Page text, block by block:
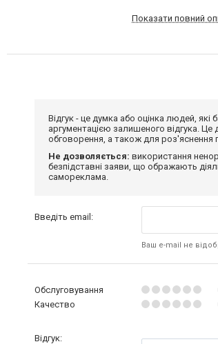
Показати повний
Відгук - це думка або оцінка людей,
аргументацією залишеного відгука.
обговорення, а також для роз'яснення
Не дозволяється: використання
безпідставні заяви, що ображають
самореклама.
Введіть email:
Ваш e-mail не
Обслуговування
Качество
Відгук: